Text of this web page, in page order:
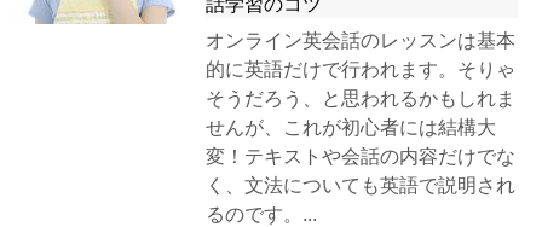
オンライン英会話のレッスンは基本
的に英語だけで行われます。そりゃ
そうだろう、と思われるかもしれま
せんが、これが初心者には結構大
変！テキストや会話の内容だけでな
く、文法についても英語で説明され
るのです。...